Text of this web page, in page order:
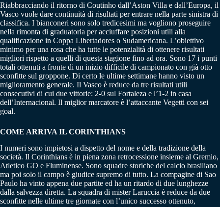
Riabbracciando il ritorno di Coutinho dall’Aston Villa e dall’Europa, il
Vasco vuole dare continuità di risultati per entrare nella parte sinistra di
classifica. I bianconeri sono solo tredicesimi ma vogliono proseguire
nella rimonta di graduatoria per acciuffare posizioni utili alla
qualificazione in Coppa Libertadores o Sudamericana. L’obiettivo
minimo per una rosa che ha tutte le potenzialità di ottenere risultati
migliori rispetto a quelli di questa stagione fino ad ora. Sono 17 i punti
totali ottenuti a fronte di un inizio difficile di campionato con già otto
sconfitte sul groppone. Di certo le ultime settimane hanno visto un
miglioramento generale. Il Vasco è reduce da tre risultati utili
consecutivi di cui due vittorie: 2-0 sul Fortaleza e l’1-2 in casa
dell’Internacional. Il miglior marcatore è l’attaccante Vegetti con sei
goal.
COME ARRIVA IL CORINTHIANS
I numeri sono impietosi a dispetto del nome e della tradizione della
società. Il Corinthians è in piena zona retrocessione insieme al Gremio,
Atletico GO e Fluminense. Sono squadre storiche del calcio brasiliano
ma poi solo il campo è giudice supremo di tutto. La compagine di Sao
Paulo ha vinto appena due partite ed ha un ritardo di due lunghezze
dalla salvezza diretta. La squadra di mister Laruccia è reduce da due
sconfitte nelle ultime tre giornate con l’unico successo ottenuto,